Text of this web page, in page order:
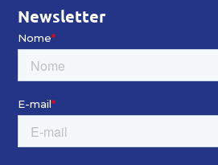
Newsletter